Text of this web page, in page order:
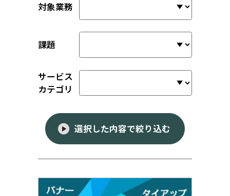
対象業務
課題
サービス
カテゴリ
選択した内容で絞り込む